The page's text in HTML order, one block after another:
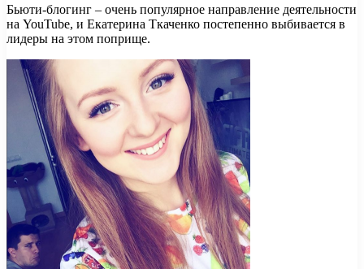
Бьюти-блогинг – очень популярное направление деятельности
на YouTube, и Екатерина Ткаченко постепенно выбивается в
лидеры на этом поприще.